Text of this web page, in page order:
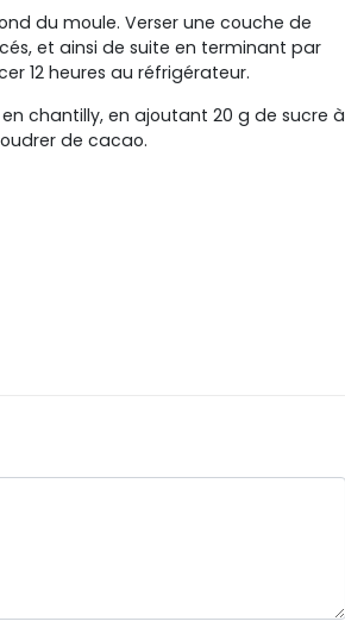
du moule. Verser une couche de
et ainsi de suite en terminant par
12 heures au réfrigérateur.
chantilly, en ajoutant 20 g de sucre à
de cacao.